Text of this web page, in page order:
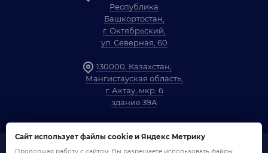
Республика
Башкортостан,
г. Октябрьский,
ул. Северная, 60
130000, Казахстан,
Мангистауская область,
г. Актау, мкр. 6
здание 39А
Сайт использует файлы cookie и Яндекс Метрику